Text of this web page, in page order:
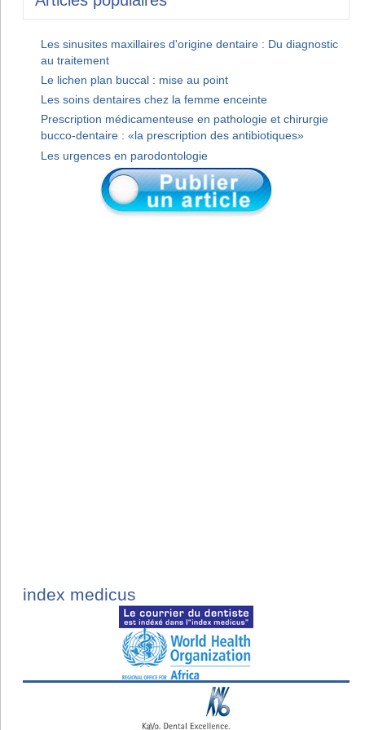
Les sinusites maxillaires d'origine dentaire : Du diagnostic
au traitement
Le lichen plan buccal : mise au point
Les soins dentaires chez la femme enceinte
Prescription médicamenteuse en pathologie et chirurgie
bucco-dentaire : «la prescription des antibiotiques»
Les urgences en parodontologie
index medicus